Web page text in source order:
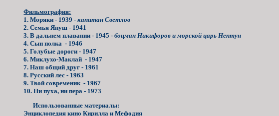
Фильмография:
1. Моряки - 1939 -капитан Светлов
2. Семья Януш - 1941
3. В дальнем плавании - 1945 -боцман Никифоров и морской царь Нептун
4. Сын полка - 1946
5. Голубые дороги - 1947
6. Миклухо-Маклай - 1947
7. Наш общий друг - 1961
8. Русский лес - 1963
9. Твой современик - 1967
10. Ни пуха, ни пера - 1973
Использованные материалы:
Энциклопедия кино Кирилла и Мефодия